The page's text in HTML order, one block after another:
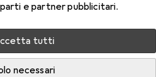
e partner pubblicitari.
tutti
necessari
74C2HYE
per il prodotto Lexmark
Carta.